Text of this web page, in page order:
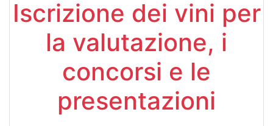
Iscrizione dei vini per
la valutazione, i
concorsi e le
presentazioni